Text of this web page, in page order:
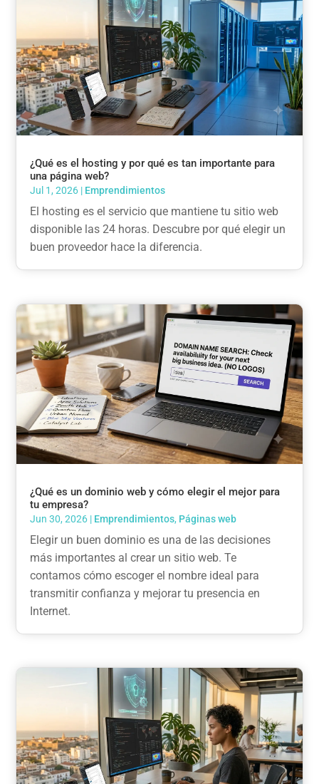
¿Qué es el hosting y por qué es tan importante para
una página web?
Jul 1, 2026 | Emprendimientos
El hosting es el servicio que mantiene tu sitio web
disponible las 24 horas. Descubre por qué elegir un
buen proveedor hace la diferencia.
¿Qué es un dominio web y cómo elegir el mejor para
tu empresa?
Jun 30, 2026 | Emprendimientos, Páginas web
Elegir un buen dominio es una de las decisiones
más importantes al crear un sitio web. Te
contamos cómo escoger el nombre ideal para
transmitir confianza y mejorar tu presencia en
Internet.